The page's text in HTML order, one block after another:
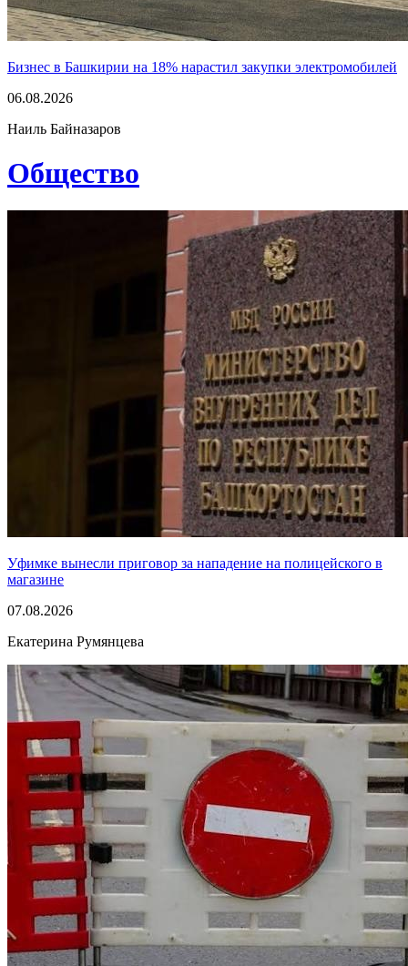
Бизнес в Башкирии на 18% нарастил закупки электромобилей
06.08.2026
Наиль Байназаров
Общество
Уфимке вынесли приговор за нападение на полицейского в
магазине
07.08.2026
Екатерина Румянцева